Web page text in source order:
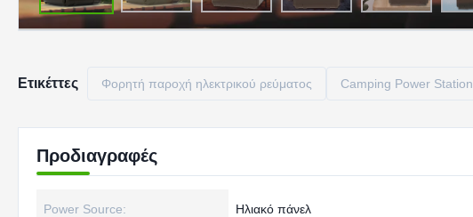
Ετικέττες Φορητή παροχή ηλεκτρικού ρεύματος Camping Power Station
Προδιαγραφές
Power Source: Ηλιακό πάνελ